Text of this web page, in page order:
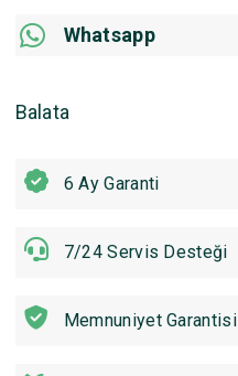
Whatsapp
Balata
6 Ay Garanti
7/24 Servis Desteği
Memnuniyet Garantisi